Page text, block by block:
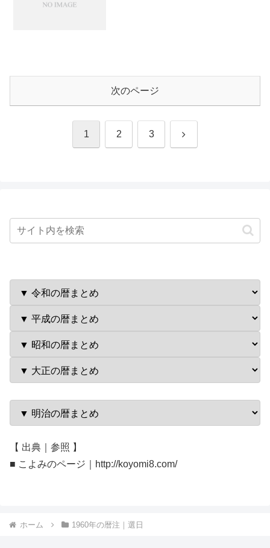
次のページ
1 2 3 次
【 出典｜参照 】
■ こよみのページ｜http://koyomi8.com/
ホーム 1960年の暦注｜選日